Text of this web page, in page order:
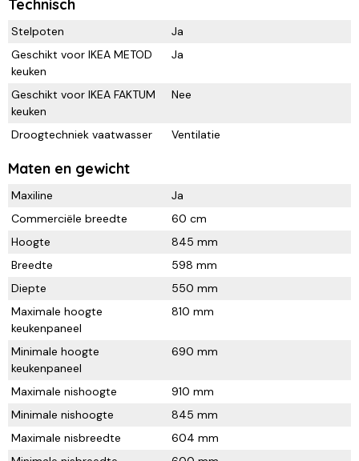
Technisch
Stelpoten
Ja
Geschikt voor IKEA METOD
keuken
Ja
Geschikt voor IKEA FAKTUM
keuken
Nee
Droogtechniek vaatwasser Ventilatie
Maten en gewicht
Maxiline
Ja
Commerciële breedte
60 cm
Hoogte
845 mm
Breedte
598 mm
Diepte
550 mm
Maximale hoogte
keukenpaneel
810 mm
Minimale hoogte
keukenpaneel
690 mm
Maximale nishoogte
910 mm
Minimale nishoogte
845 mm
Maximale nisbreedte
604 mm